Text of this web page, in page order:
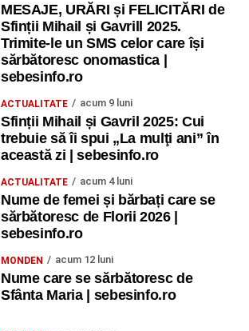
MESAJE, URĂRI și FELICITĂRI de
Sfinții Mihail și Gavrill 2025.
Trimite-le un SMS celor care își
sărbătoresc onomastica |
sebesinfo.ro
ACTUALITATE acum 9 luni
Sfinții Mihail și Gavril 2025: Cui
trebuie să îi spui „La mulţi ani” în
această zi | sebesinfo.ro
ACTUALITATE acum 4 luni
Nume de femei și bărbați care se
sărbătoresc de Florii 2026 |
sebesinfo.ro
MONDEN acum 12 luni
Nume care se sărbătoresc de
Sfânta Maria | sebesinfo.ro